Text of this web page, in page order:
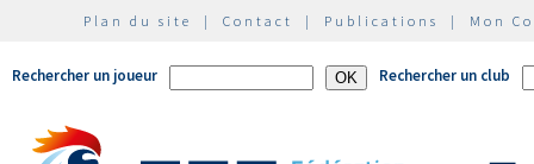
Plan du site | Contact | Publications | Mon
Rechercher un joueur Rechercher un club